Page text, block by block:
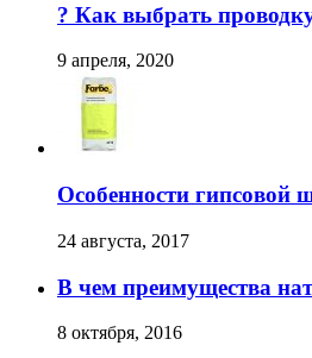
? Как выбрать
9 апреля, 2020
Особенности гипсовой
24 августа, 2017
В чем преимущества
8 октября, 2016